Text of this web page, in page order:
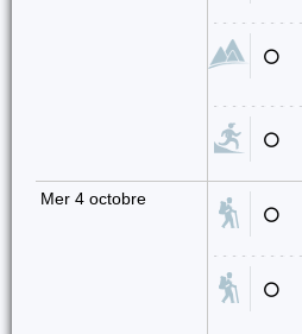
⚪
⚪
Mer 4 octobre
⚪
⚪